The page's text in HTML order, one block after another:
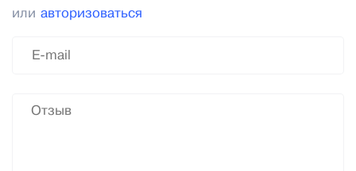
или авторизоваться